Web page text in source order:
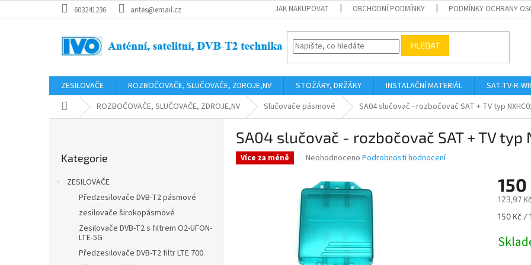
na
603241236 antes@email.cz JAK NAKUPOVAT OBCHODNÍ PODMÍNKY PODMÍNKY OCHRANY
HLEDAT
ZESILOVAČE ROZBOČOVAČE, SLUČOVAČE, ZDROJE,NV STOŽÁRY, DRŽÁKY INSTALAČNÍ MATERIÁL SAT-TV-R-
Domů ROZBOČOVAČE, SLUČOVAČE, ZDROJE,NV Slučovače pásmové SA04 slučovač - rozbočovač SAT + TV typ
kategorie
Kategorie
ZESILOVAČE
Předzesilovače DVB-T2 pásmové
zesilovače širokopásmové
Zesilovače DVB-T2 s filtrem O2-UFON-
LTE-5G
Předzesilovače DVB-T2 filtr LTE 700
SA04 slučovač - rozbočovač SAT + TV typ
Více za méně
Průměrné
produktu
je
0,0
hvězdiček.
Neohodnoceno Podrobnosti hodnocení
150
123,97
Měrná
150 Kč /